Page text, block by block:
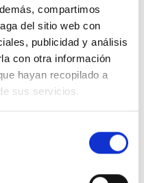
compartimos
del sitio web con
publicidad y análisis
con otra información
hayan recopilado a
sus servicios.
o el email?